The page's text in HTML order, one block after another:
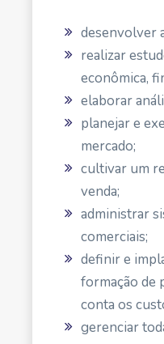
desenvolver
realizar
econômica,
elaborar
planejar e
mercado;
cultivar um
venda;
administrar
comerciais;
definir e
formação de
conta os
gerenciar